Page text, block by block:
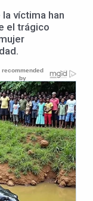
víctima han
el trágico